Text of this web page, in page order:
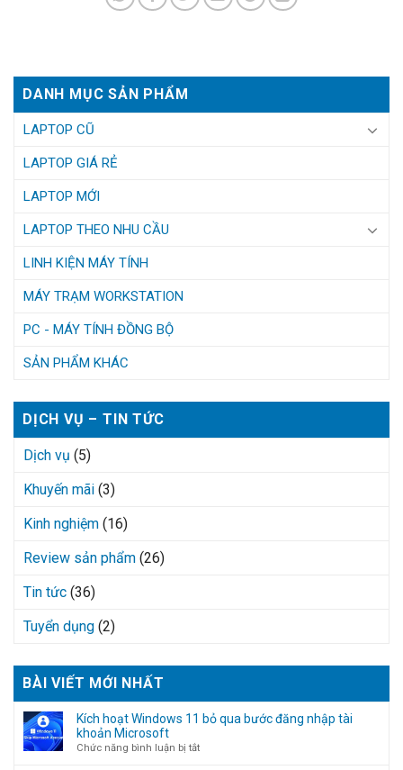
DANH MỤC SẢN PHẨM
LAPTOP CŨ
LAPTOP GIÁ RẺ
LAPTOP MỚI
LAPTOP THEO NHU CẦU
LINH KIỆN MÁY TÍNH
MÁY TRẠM WORKSTATION
PC - MÁY TÍNH ĐỒNG BỘ
SẢN PHẨM KHÁC
DỊCH VỤ – TIN TỨC
Dịch vụ (5)
Khuyến mãi (3)
Kinh nghiệm (16)
Review sản phẩm (26)
Tin tức (36)
Tuyển dụng (2)
BÀI VIẾT MỚI NHẤT
Kích hoạt Windows 11 bỏ qua bước đăng nhập tài
khoản Microsoft
Chức năng bình luận bị tắtở